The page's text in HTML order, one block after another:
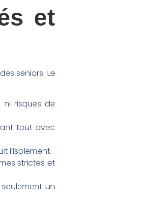
et
seniors. Le
risques de
tout avec
l’isolement.
strictes et
un